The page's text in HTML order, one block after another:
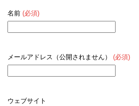
名前 (必須)
メールアドレス（公開されません） (必須)
ウェブサイト